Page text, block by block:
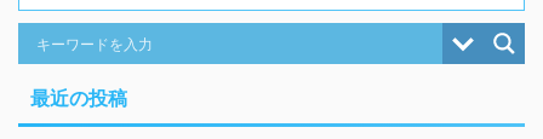
最近の投稿